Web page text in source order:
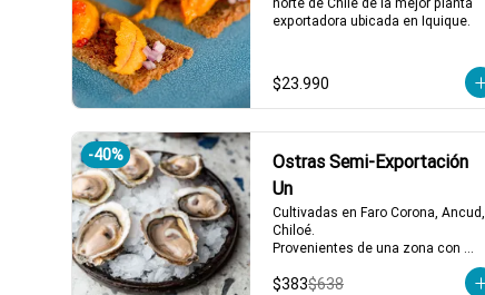
exportadora ubicada en Iquique.
$23.990
-40%
Ostras Semi-Exportación
Un
Cultivadas en Faro Corona, Ancud,
Chiloé.
Provenientes de una zona con
afluencia de aguas dulces, lo que
aporta un sabor equilibrado y
$383$638